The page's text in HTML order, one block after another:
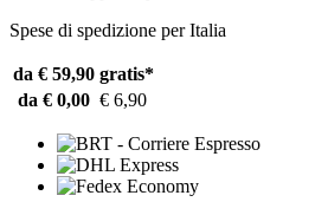
Spese di spedizione per Italia
da € 59,90 gratis*
da € 0,00 € 6,90